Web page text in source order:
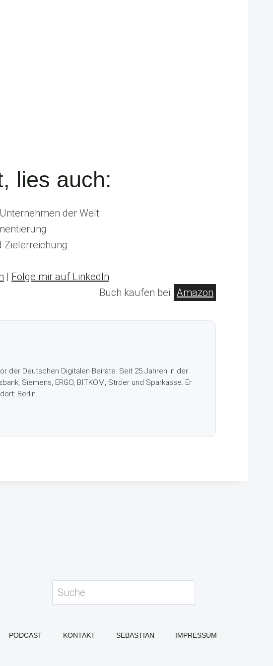
lies auch:
der Welt
Zielerreichung
| Folge mir auf LinkedIn
Buch kaufen bei: Amazon
der Deutschen Digitalen Beiräte. Seit 25 Jahren in der
Siemens, ERGO, BITKOM, Ströer und Sparkasse. Er
Berlin.
Suchen
PODCAST KONTAKT SEBASTIAN
IMPRESSUM